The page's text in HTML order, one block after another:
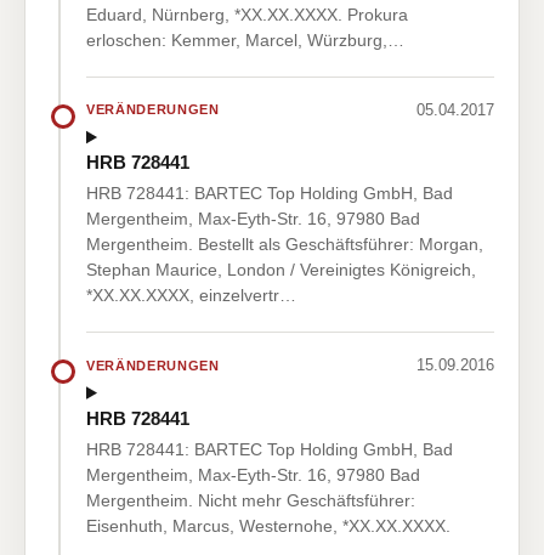
Eduard, Nürnberg, *XX.XX.XXXX. Prokura
erloschen: Kemmer, Marcel, Würzburg,…
VERÄNDERUNGEN 05.04.2017
HRB 728441
HRB 728441: BARTEC Top Holding GmbH, Bad
Mergentheim, Max-Eyth-Str. 16, 97980 Bad
Mergentheim. Bestellt als Geschäftsführer: Morgan,
Stephan Maurice, London / Vereinigtes Königreich,
*XX.XX.XXXX, einzelvertr…
VERÄNDERUNGEN 15.09.2016
HRB 728441
HRB 728441: BARTEC Top Holding GmbH, Bad
Mergentheim, Max-Eyth-Str. 16, 97980 Bad
Mergentheim. Nicht mehr Geschäftsführer:
Eisenhuth, Marcus, Westernohe, *XX.XX.XXXX.